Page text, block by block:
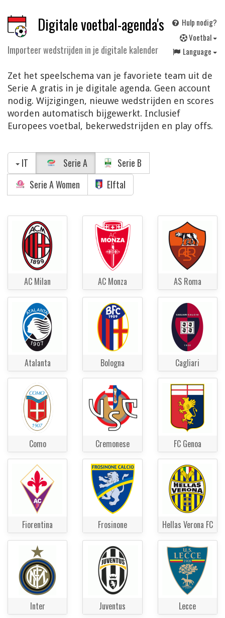
Digitale voetbal-agenda's
Importeer wedstrijden in je digitale kalender
Hulp nodig?
Voetbal
Language
Zet het speelschema van je favoriete team uit de
Serie A gratis in je digitale agenda. Geen account
nodig. Wijzigingen, nieuwe wedstrijden en scores
worden automatisch bijgewerkt. Inclusief
Europees voetbal, bekerwedstrijden en play offs.
IT Serie A
Serie B
Serie A Women
Elftal
AC Milan AC Monza AS Roma
Atalanta Bologna Cagliari
Como Cremonese FC Genoa
Fiorentina Frosinone Hellas Verona FC
Inter Juventus Lecce